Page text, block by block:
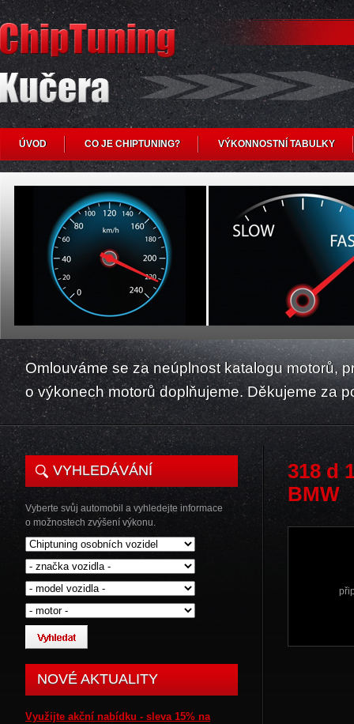
ÚVOD CO JE CHIPTUNING? VÝKONNOSTNÍ TABULKY
Omlouváme se za neúplnost katalogu motorů,
o výkonech motorů doplňujeme. Děkujeme za
VYHLEDÁVÁNÍ
Vyberte svůj automobil a vyhledejte informace
o možnostech zvýšení výkonu.
NOVÉ AKTUALITY
Využijte akční nabídku - sleva 15% na
318 d
BMW